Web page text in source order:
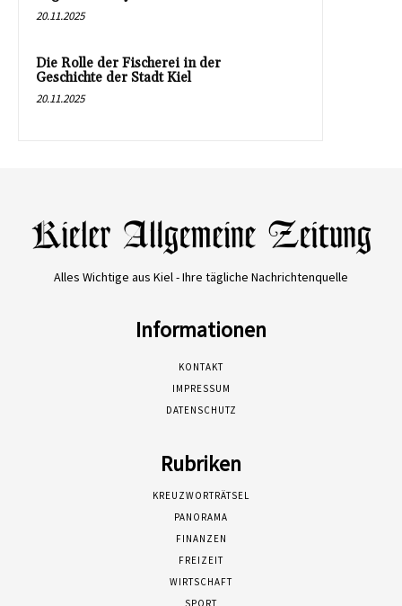
20.11.2025
Die Rolle der Fischerei in der
Geschichte der Stadt Kiel
20.11.2025
Alles Wichtige aus Kiel - Ihre tägliche Nachrichtenquelle
Informationen
KONTAKT
IMPRESSUM
DATENSCHUTZ
Rubriken
KREUZWORTRÄTSEL
PANORAMA
FINANZEN
FREIZEIT
WIRTSCHAFT